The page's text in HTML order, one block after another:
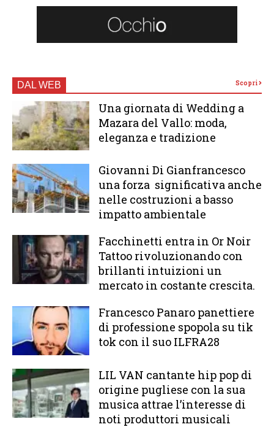
DAL WEB Scopri
Una giornata di Wedding a
Mazara del Vallo: moda,
eleganza e tradizione
Giovanni Di Gianfrancesco
una forza significativa anche
nelle costruzioni a basso
impatto ambientale
Facchinetti entra in Or Noir
Tattoo rivoluzionando con
brillanti intuizioni un
mercato in costante crescita.
Francesco Panaro panettiere
di professione spopola su tik
tok con il suo ILFRA28
LIL VAN cantante hip pop di
origine pugliese con la sua
musica attrae l’interesse di
noti produttori musicali